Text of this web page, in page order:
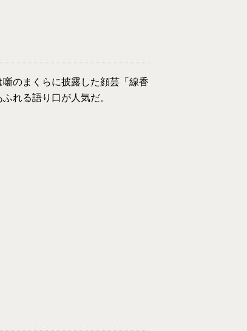
のまくらに披露した顔芸「線香
れる語り口が人気だ。